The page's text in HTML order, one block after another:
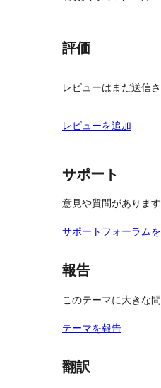
評価
レビューはまだ送信
レビューを追加
サポート
意見や質問がありま
サポートフォーラム
報告
このテーマに大きな
テーマを報告
翻訳